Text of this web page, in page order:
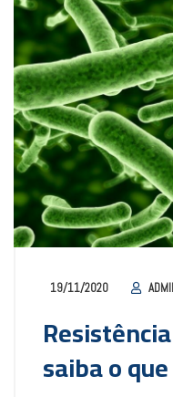
19/11/2020
saiba o